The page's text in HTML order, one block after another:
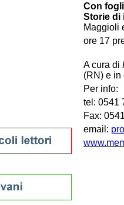
Con
Storie di
Maggioli
ore 17
A cura di
(RN) e
Per info:
tel: 0541
Fax:
email: